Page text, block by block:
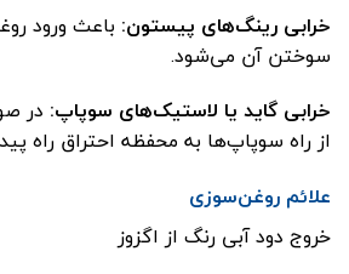
خرابی رینگ‌های پیستون: باعث ورود
سوختن آن می‌شود.
خرابی گاید یا لاستیک‌های سوپاپ: در
از راه سوپاپ‌ها به محفظه احتراق راه
علائم روغن‌سوزی
خروج دود آبی رنگ از اگزوز